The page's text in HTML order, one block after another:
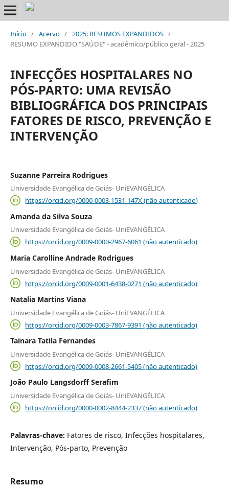
Início / Acervo / 2025: RESUMOS EXPANDIDOS /
RESUMO EXPANDIDO "SAÚDE" - acadêmico/público geral - 2025
INFECÇÕES HOSPITALARES NO
PÓS-PARTO: UMA REVISÃO
BIBLIOGRÁFICA DOS PRINCIPAIS
FATORES DE RISCO, PREVENÇÃO E
INTERVENÇÃO
Suzanne Parreira Rodrigues
Universidade Evangélica de Goiás- UniEVANGÉLICA
https://orcid.org/0000-0003-1531-147X (não autenticado)
Amanda da Silva Souza
Universidade Evangélica de Goiás- UniEVANGÉLICA
https://orcid.org/0009-0000-2967-6061 (não autenticado)
Maria Carolline Andrade Rodrigues
Universidade Evangélica de Goiás- UniEVANGÉLICA
https://orcid.org/0009-0001-6438-0271 (não autenticado)
Natalia Martins Viana
Universidade Evangélica de Goiás- UniEVANGÉLICA
https://orcid.org/0009-0003-7867-9391 (não autenticado)
Tainara Tatila Fernandes
Universidade Evangélica de Goiás- UniEVANGÉLICA
https://orcid.org/0009-0008-2661-5405 (não autenticado)
João Paulo Langsdorff Serafim
Universidade Evangélica de Goiás- UniEVANGÉLICA
https://orcid.org/0000-0002-8444-2337 (não autenticado)
Palavras-chave: Fatores de risco, Infecções hospitalares,
Intervenção, Pós-parto, Prevenção
Resumo